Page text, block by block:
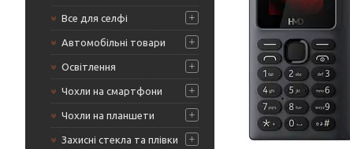
Все для селфі
Автомобільні товари
Освітлення
Чохли на смартфони
Чохли на планшети
Захисні стекла та плівки